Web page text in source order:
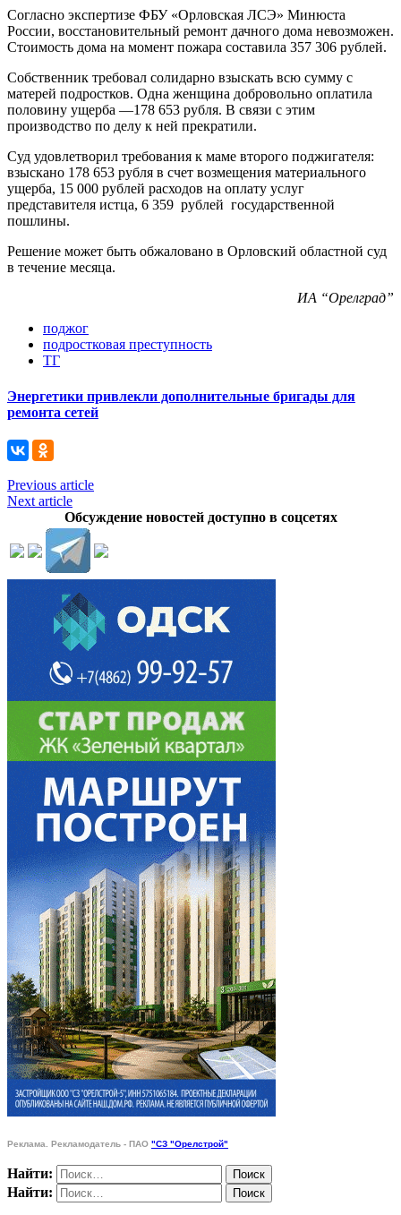
Согласно экспертизе ФБУ «Орловская ЛСЭ» Минюста
России, восстановительный ремонт дачного дома невозможен.
Стоимость дома на момент пожара составила 357 306 рублей.
Собственник требовал солидарно взыскать всю сумму с
матерей подростков. Одна женщина добровольно оплатила
половину ущерба —178 653 рубля. В связи с этим
производство по делу к ней прекратили.
Суд удовлетворил требования к маме второго поджигателя:
взыскано 178 653 рубля в счет возмещения материального
ущерба, 15 000 рублей расходов на оплату услуг
представителя истца, 6 359 рублей государственной
пошлины.
Решение может быть обжаловано в Орловский областной суд
в течение месяца.
ИА “Орелград”
поджог
подростковая преступность
ТГ
Энергетики привлекли дополнительные бригады для
ремонта сетей
Previous article
Next article
Обсуждение новостей доступно в соцсетях
Реклама. Рекламодатель - ПАО "СЗ "Орелстрой"
Найти:
Найти: